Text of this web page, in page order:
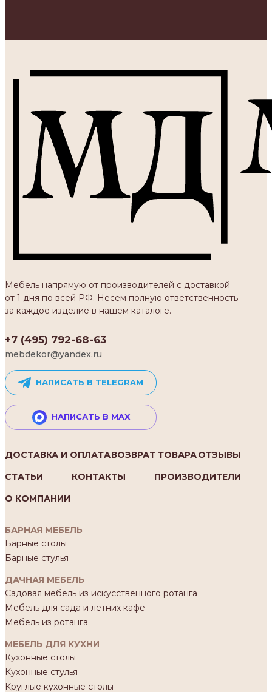
Мебель напрямую от производителей с доставкой
от 1 дня по всей РФ. Несем полную ответственность
за каждое изделие в нашем каталоге.
+7 (495) 792-68-63
mebdekor@yandex.ru
НАПИСАТЬ В TELEGRAM
НАПИСАТЬ В MAX
ДОСТАВКА И ОПЛАТАВОЗВРАТ ТОВАРАОТЗЫВЫ
СТАТЬИ
КОНТАКТЫ
ПРОИЗВОДИТЕЛИ
О КОМПАНИИ
БАРНАЯ МЕБЕЛЬ
Барные столы
Барные стулья
ДАЧНАЯ МЕБЕЛЬ
Садовая мебель из искусственного ротанга
Мебель для сада и летних кафе
Мебель из ротанга
МЕБЕЛЬ ДЛЯ КУХНИ
Кухонные столы
Кухонные стулья
Круглые кухонные столы